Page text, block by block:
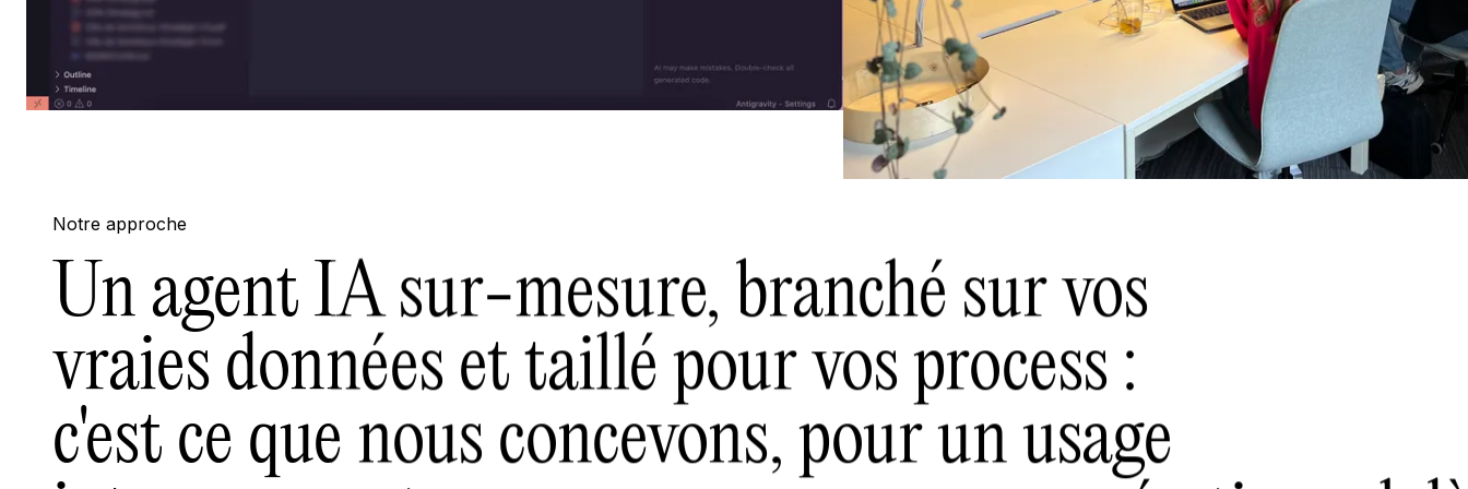
Notre approche
Un agent IA sur-mesure, branché sur vos
vraies données et taillé pour vos process :
c'est ce que nous concevons, pour un usage